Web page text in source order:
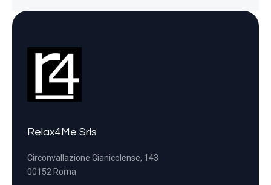
Relax4Me Srls
Circonvallazione Gianicolense, 143
00152 Roma